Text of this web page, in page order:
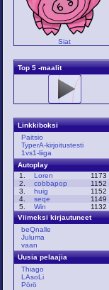
Siat
Top 5 -maalit
Linkkiboksi
Paitsio
TyperA-kirjoitustesti
1vs1-liiga
Autoplay
1.
Loren
1173
2.
cobbapop
1152
3.
huig
1152
4.
seqe
1149
5.
Win
1132
Viimeksi kirjautuneet
beQnalle
Juluma
vaan
Uusia pelaajia
Thiago
LAsoLi
Pörö